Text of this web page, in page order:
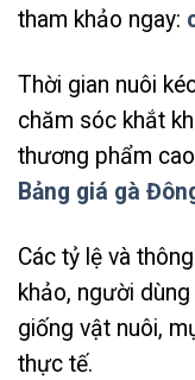
tham khảo ngay:
Thời gian nuôi
chăm sóc khắt
thương phẩm
Bảng giá gà
Các tỷ lệ và
khảo, người
giống vật nuôi,
thực tế.